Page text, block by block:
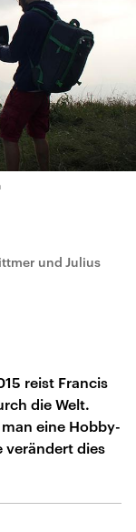
und Julius
reist Francis
die Welt.
eine Hobby-
verändert dies